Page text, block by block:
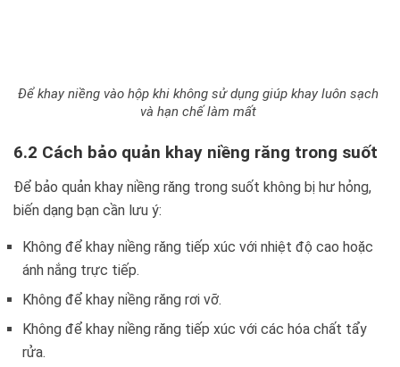
Để khay niềng vào hộp khi không sử dụng giúp khay luôn sạch
và hạn chế làm mất
6.2 Cách bảo quản khay niềng răng trong suốt
Để bảo quản khay niềng răng trong suốt không bị hư hỏng,
biến dạng bạn cần lưu ý:
Không để khay niềng răng tiếp xúc với nhiệt độ cao hoặc
ánh nắng trực tiếp.
Không để khay niềng răng rơi vỡ.
Không để khay niềng răng tiếp xúc với các hóa chất tẩy
rửa.